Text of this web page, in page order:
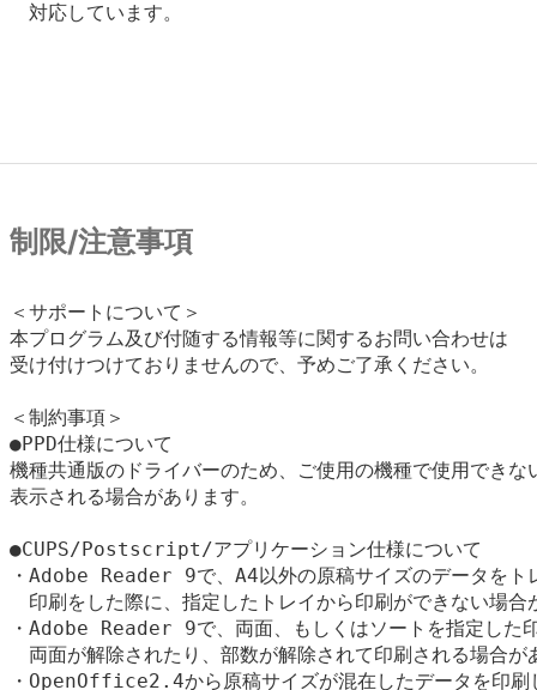
制限/注意事項
＜サポートについて＞
本プログラム及び付随する情報等に関するお問い合わせは
受け付けつけておりませんので、予めご了承ください。
＜制約事項＞
●PPD仕様について
機種共通版のドライバーのため、ご使用の機種で使用できな
表示される場合があります。
●CUPS/Postscript/アプリケーション仕様について
・Adobe Reader 9で、A4以外の原稿サイズのデータをト
印刷をした際に、指定したトレイから印刷ができない場合
・Adobe Reader 9で、両面、もしくはソートを指定した
両面が解除されたり、部数が解除されて印刷される場合
・OpenOffice2.4から原稿サイズが混在したデータを印刷